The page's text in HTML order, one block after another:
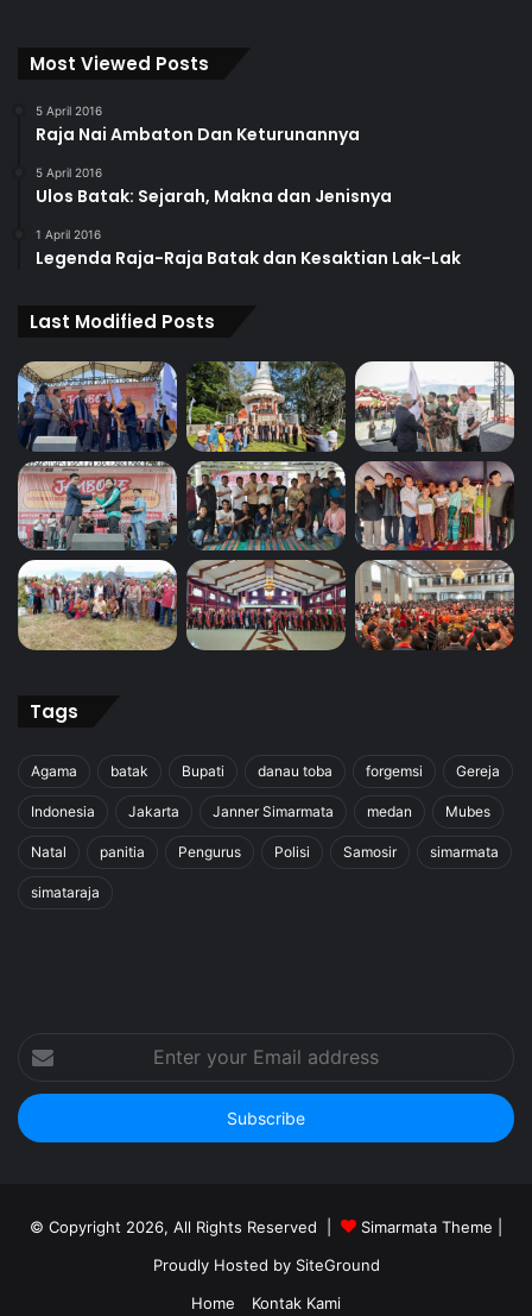
Most Viewed Posts
5 April 2016
Raja Nai Ambaton Dan Keturunannya
5 April 2016
Ulos Batak: Sejarah, Makna dan Jenisnya
1 April 2016
Legenda Raja-Raja Batak dan Kesaktian Lak-Lak
Last Modified Posts
Tags
Agama batak Bupati danau toba forgemsi Gereja
Indonesia Jakarta Janner Simarmata medan Mubes
Natal panitia Pengurus Polisi Samosir simarmata
simataraja
your
Email
address
© Copyright 2026, All Rights Reserved | Simarmata Theme
Proudly Hosted by SiteGround
Home
Kontak Kami